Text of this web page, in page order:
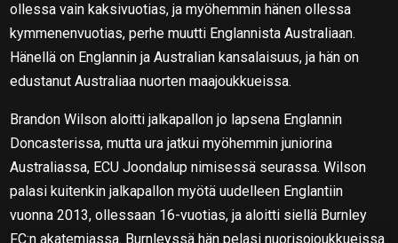
ollessa vain kaksivuotias, ja myöhemmin hänen ollessa
kymmenenvuotias, perhe muutti Englannista Australiaan.
Hänellä on Englannin ja Australian kansalaisuus, ja hän on
edustanut Australiaa nuorten maajoukkueissa.
Brandon Wilson aloitti jalkapallon jo lapsena Englannin
Doncasterissa, mutta ura jatkui myöhemmin juniorina
Australiassa, ECU Joondalup nimisessä seurassa. Wilson
palasi kuitenkin jalkapallon myötä uudelleen Englantiin
vuonna 2013, ollessaan 16-vuotias, ja aloitti siellä Burnley
FC:n akatemiassa. Burnleyssä hän pelasi nuorisojoukkueissa